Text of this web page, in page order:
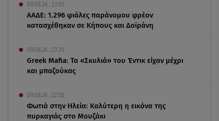
09.08.26 , 23:50
ΑΑΔΕ: 1.296 φιάλες παράνομου φρέον
κατασχέθηκαν σε Κήπους και Δοϊράνη
09.08.26 , 23:20
Greek Mafia: Τα «Σκυλιά» του Έντικ είχαν μέχρι
και μπαζούκας
09.08.26 , 22:58
Φωτιά στην Ηλεία: Καλύτερη η εικόνα της
πυρκαγιάς στο Μουζάκι